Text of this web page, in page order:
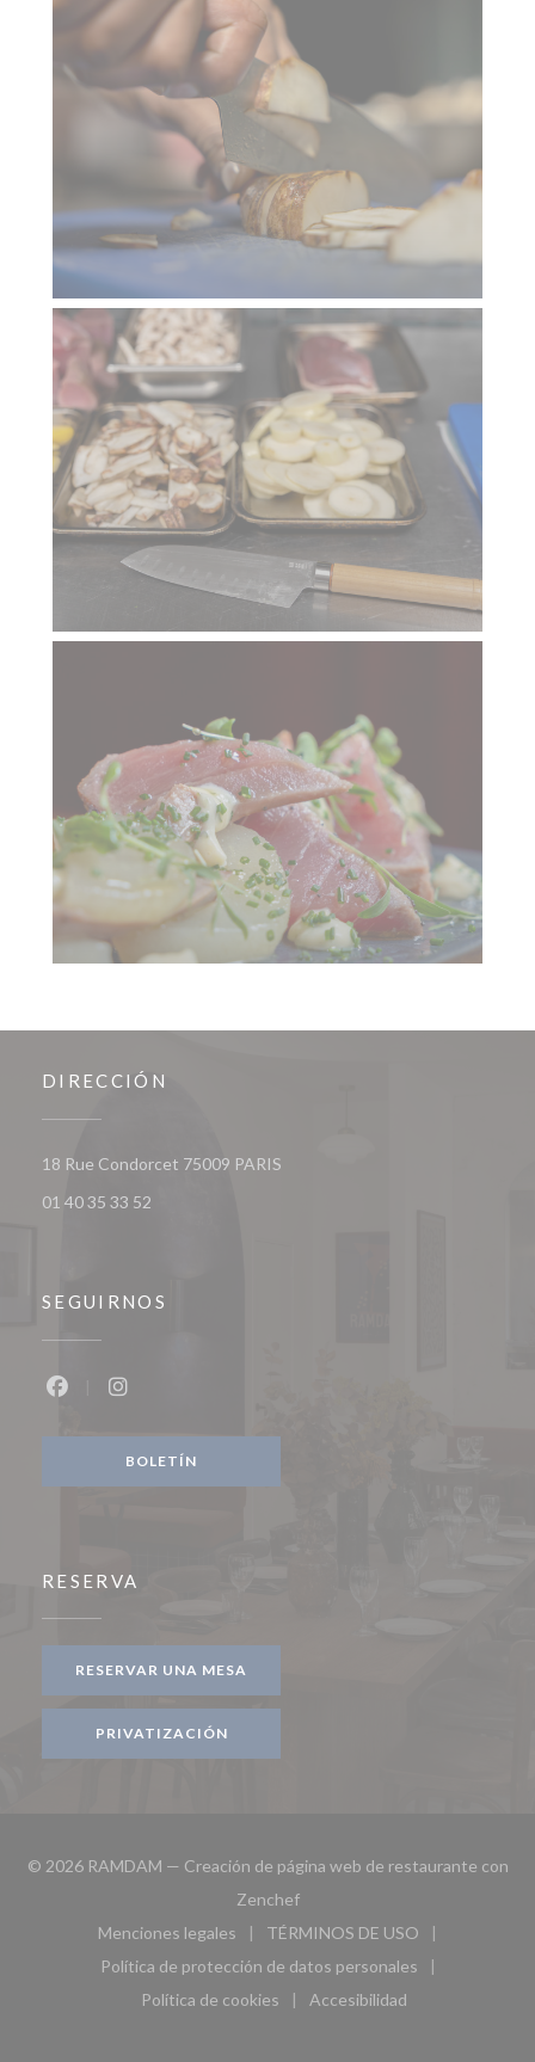
DIRECCIÓN
18 Rue Condorcet 75009 PARIS
01 40 35 33 52
SEGUIRNOS
BOLETÍN
RESERVA
RESERVAR UNA MESA
PRIVATIZACIÓN
© 2026 RAMDAM — Creación de página web de restaurante con
Zenchef((abre en una nueva ventana))
Menciones legales
((abre en una nueva ventana))
TÉRMINOS DE USO
((abre en una nueva
Política de protección de datos personales
((abre en una nueva ventana))
Política de cookies
((abre en una nueva ventana))
Accesibilidad